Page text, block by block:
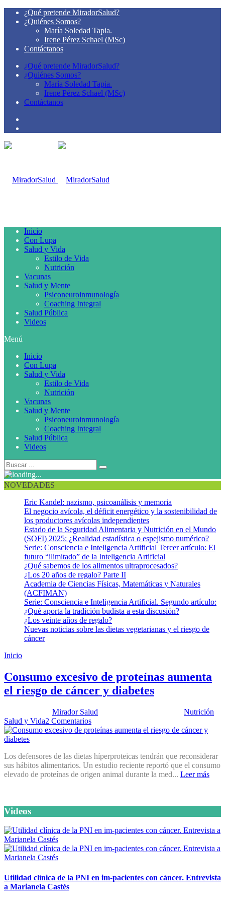
¿Qué pretende MiradorSalud?
¿Quiénes Somos?
María Soledad Tapia.
Irene Pérez Schael (MSc)
Contáctanos
¿Qué pretende MiradorSalud?
¿Quiénes Somos?
María Soledad Tapia.
Irene Pérez Schael (MSc)
Contáctanos
Inicio
Con Lupa
Salud y Vida
Estilo de Vida
Nutrición
Vacunas
Salud y Mente
Psiconeuroinmunología
Coaching Integral
Salud Pública
Videos
Menú
Inicio
Con Lupa
Salud y Vida
Estilo de Vida
Nutrición
Vacunas
Salud y Mente
Psiconeuroinmunología
Coaching Integral
Salud Pública
Videos
NOVEDADES
Eric Kandel: nazismo, psicoanálisis y memoria
El negocio avícola, el déficit energético y la sostenibilidad de
los productores avícolas independientes
Estado de la Seguridad Alimentaria y Nutrición en el Mundo
(SOFI) 2025: ¿Realidad estadística o espejismo numérico?
Serie: Consciencia e Inteligencia Artificial Tercer artículo: El
futuro “ilimitado” de la Inteligencia Artificial
¿Qué sabemos de los alimentos ultraprocesados?
¿Los 20 años de regalo? Parte II
Academia de Ciencias Físicas, Matemáticas y Naturales
(ACFIMAN)
Serie: Consciencia e Inteligencia Artificial. Segundo artículo:
¿Qué aporta la tradición budista a esta discusión?
¿Los veinte años de regalo?
Nuevas noticias sobre las dietas vegetarianas y el riesgo de
cáncer
Inicio
Consumo excesivo de proteínas aumenta
el riesgo de cáncer y diabetes
Mirador Salud Nutrición
Salud y Vida2 Comentarios
Los defensores de las dietas híperproteicas tendrán que reconsiderar
sus hábitos alimentarios. Un estudio reciente reportó que el consumo
elevado de proteínas de origen animal durante la med... Leer más
Videos
Utilidad clínica de la PNI en im-pacientes con cáncer. Entrevista
a Marianela Castés